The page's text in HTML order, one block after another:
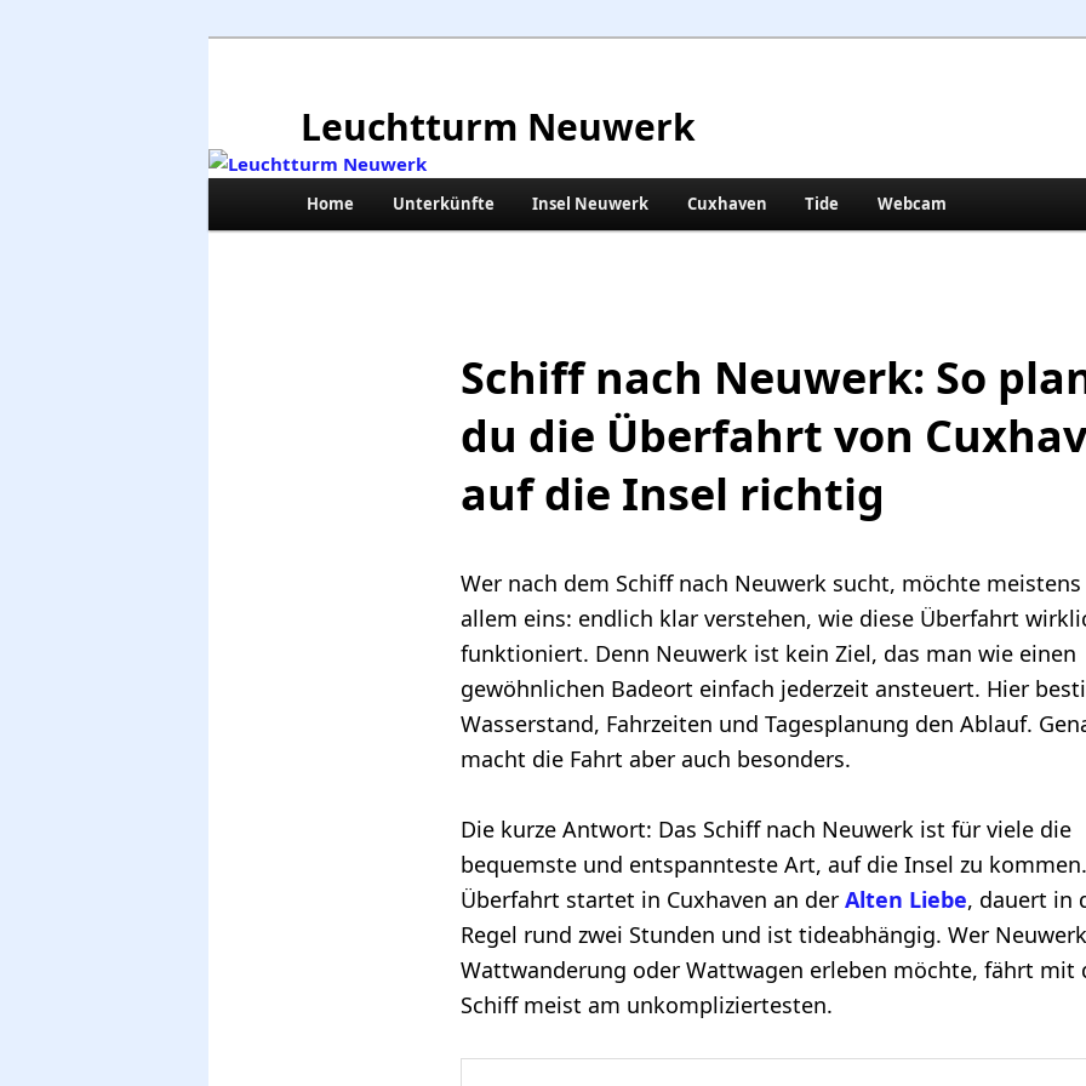
Leuchtturm Neuwerk
HauptmenüHome Unterkünfte Insel Neuwerk Cuxhaven Tide Webcam
Schiff nach Neuwerk: So
du die Überfahrt von
auf die Insel richtig
Wer nach dem Schiff nach Neuwerk sucht, möchte
allem eins: endlich klar verstehen, wie diese Überfahrt
funktioniert. Denn Neuwerk ist kein Ziel, das man wie einen
gewöhnlichen Badeort einfach jederzeit ansteuert. Hier
Wasserstand, Fahrzeiten und Tagesplanung den Ablauf.
macht die Fahrt aber auch besonders.
Die kurze Antwort: Das Schiff nach Neuwerk ist für viele die
bequemste und entspannteste Art, auf die Insel zu
Überfahrt startet in Cuxhaven an der Alten Liebe, dauert in
Regel rund zwei Stunden und ist tideabhängig. Wer
Wattwanderung oder Wattwagen erleben möchte, fährt mit
Schiff meist am unkompliziertesten.